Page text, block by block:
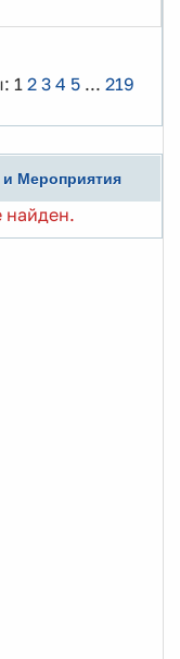
1 2 3 4 5 ... 219
Мероприятия
найден.